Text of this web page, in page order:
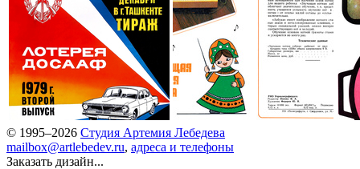
© 1995–2026 Студия Артемия Лебедева
mailbox@artlebedev.ru, адреса и телефоны
Заказать дизайн...